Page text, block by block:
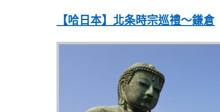
【哈日本】北条時宗巡禮～鎌倉